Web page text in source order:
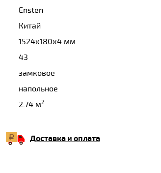
Ensten
Китай
1524х180х4 мм
43
замковое
напольное
2.74 м2
Доставка и оплата